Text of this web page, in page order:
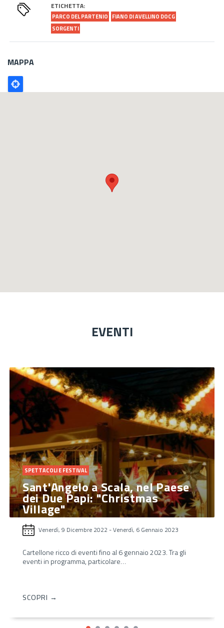
ETICHETTA:
PARCO DEL PARTENIO
FIANO DI AVELLINO DOCG
SORGENTI
MAPPA
Poligono
GEO
EVENTI
SPETTACOLI E FESTIVAL
Sant'Angelo a Scala, nel Paese
dei Due Papi: "Christmas
Village"
Venerdì, 9 Dicembre 2022 -Venerdì, 6 Gennaio 2023
Cartellone ricco di eventi fino al 6 gennaio 2023. Tra gli
eventi in programma, particolare…
SCOPRI →